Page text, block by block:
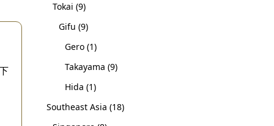
Tokai (9)
Gifu (9)
Gero (1)
Takayama (9)
Hida (1)
Southeast Asia (18)